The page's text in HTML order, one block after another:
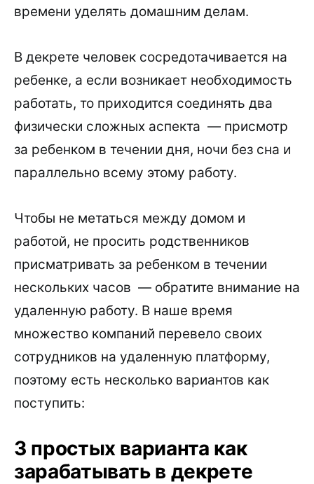
времени уделять домашним делам.
В декрете человек сосредотачивается на
ребенке, а если возникает необходимость
работать, то приходится соединять два
физически сложных аспекта — присмотр
за ребенком в течении дня, ночи без сна и
параллельно всему этому работу.
Чтобы не метаться между домом и
работой, не просить родственников
присматривать за ребенком в течении
нескольких часов — обратите внимание на
удаленную работу. В наше время
множество компаний перевело своих
сотрудников на удаленную платформу,
поэтому есть несколько вариантов как
поступить:
3 простых варианта как
зарабатывать в декрете